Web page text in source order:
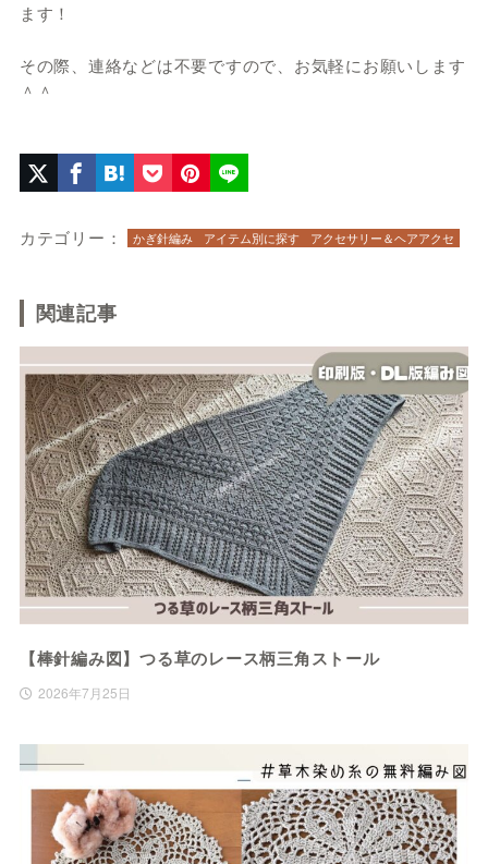
ます！
その際、連絡などは不要ですので、お気軽にお願いします
＾＾
カテゴリー： かぎ針編み アイテム別に探す アクセサリー＆ヘアアクセ
関連記事
【棒針編み図】つる草のレース柄三角ストール
2026年7月25日